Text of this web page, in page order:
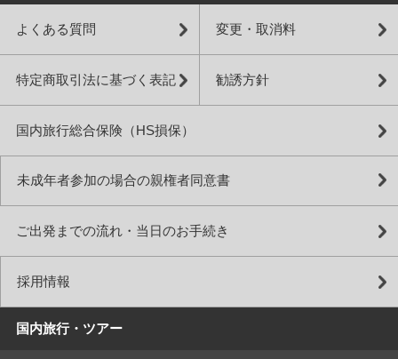
よくある質問 変更・取消料
特定商取引法に基づく表記 勧誘方針
国内旅行総合保険（HS損保）
未成年者参加の場合の親権者同意書
ご出発までの流れ・当日のお手続き
採用情報
国内旅行・ツアー